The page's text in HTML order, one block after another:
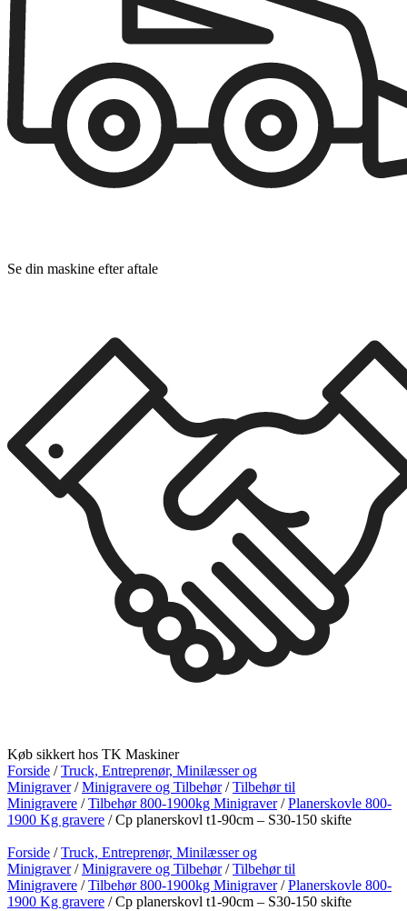
Se din maskine efter aftale
Køb sikkert hos TK Maskiner
Forside /Truck, Entreprenør, Minilæsser og
Minigraver/Minigravere og Tilbehør/Tilbehør til
Minigravere /Tilbehør 800-1900kg Minigraver/Planerskovle 800-
1900 Kg gravere / Cp planerskovl t1-90cm – S30-150 skifte
Forside /Truck, Entreprenør, Minilæsser og
Minigraver/Minigravere og Tilbehør/Tilbehør til
Minigravere /Tilbehør 800-1900kg Minigraver/Planerskovle 800-
1900 Kg gravere / Cp planerskovl t1-90cm – S30-150 skifte